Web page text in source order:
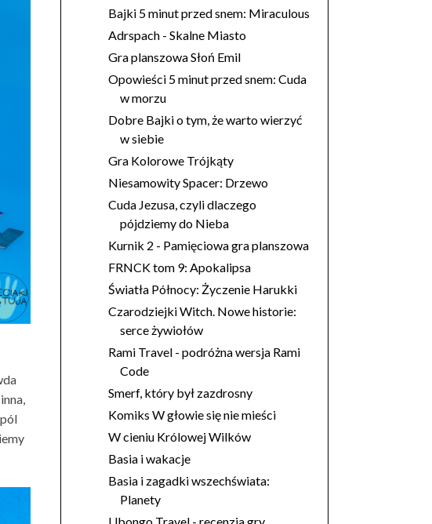
Bajki 5 minut przed snem: Miraculous
Adrspach - Skalne Miasto
Gra planszowa Słoń Emil
Opowieści 5 minut przed snem: Cuda
w morzu
Dobre Bajki o tym, że warto wierzyć
w siebie
Gra Kolorowe Trójkąty
Niesamowity Spacer: Drzewo
Cuda Jezusa, czyli dlaczego
pójdziemy do Nieba
Kurnik 2 - Pamięciowa gra planszowa
FRNCK tom 9: Apokalipsa
Światła Północy: Życzenie Harukki
Czarodziejki Witch. Nowe historie:
serce żywiołów
Rami Travel - podróżna wersja Rami
Code
Smerf, który był zazdrosny
Komiks W głowie się nie mieści
W cieniu Królowej Wilków
Basia i wakacje
Basia i zagadki wszechświata:
Planety